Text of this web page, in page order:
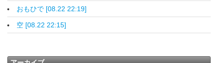
おもひで [08.22 22:19]
空 [08.22 22:15]